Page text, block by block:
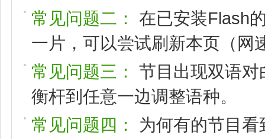
常见问题二：
在已安装Flash
一片，可以尝试刷新本页（网
常见问题三：
节目出现双语
衡杆到任意一边调整语种。
常见问题四：
为何有的节目